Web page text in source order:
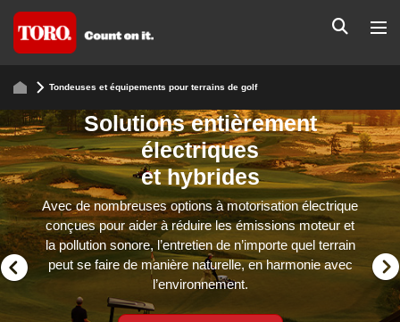
Tondeuses et équipements pour terrains de golf
Solutions entièrement
électriques
et hybrides
Avec de nombreuses options à motorisation électrique
conçues pour aider à réduire les émissions moteur et
la pollution sonore, l’entretien de n’importe quel terrain
peut se faire de manière naturelle, en harmonie avec
l’environnement.